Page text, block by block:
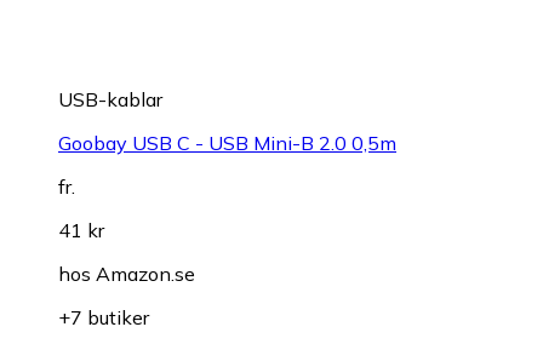
USB-kablar
Goobay USB C - USB Mini-B 2.0 0,5m
fr.
41 kr
hos Amazon.se
+7 butiker